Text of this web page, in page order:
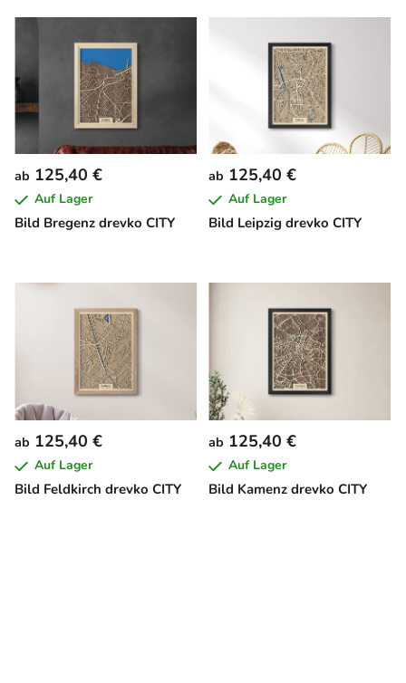
Bild Bregenz drevko CITY
ab 125,40 €
Auf Lager
Bild Leipzig drevko CITY
ab 125,40 €
Auf Lager
Bild Feldkirch drevko CITY
ab 125,40 €
Auf Lager
Bild Kamenz drevko CITY
ab 125,40 €
Auf Lager